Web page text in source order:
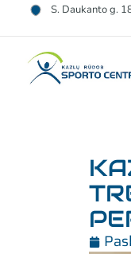
S. Daukanto g.